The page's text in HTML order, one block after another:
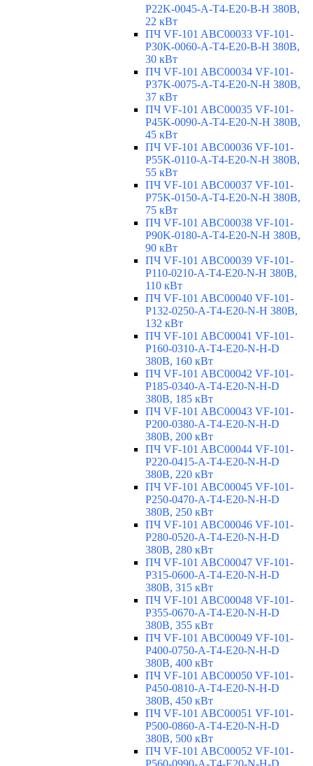
P22K-0045-A-T4-E20-B-H 380В,
22 кВт
ПЧ VF-101 ABC00033 VF-101-
P30K-0060-A-T4-E20-B-H 380В,
30 кВт
ПЧ VF-101 ABC00034 VF-101-
P37K-0075-A-T4-E20-N-H 380В,
37 кВт
ПЧ VF-101 ABC00035 VF-101-
P45K-0090-A-T4-E20-N-H 380В,
45 кВт
ПЧ VF-101 ABC00036 VF-101-
P55K-0110-A-T4-E20-N-H 380В,
55 кВт
ПЧ VF-101 ABC00037 VF-101-
P75K-0150-A-T4-E20-N-H 380В,
75 кВт
ПЧ VF-101 ABC00038 VF-101-
P90K-0180-A-T4-E20-N-H 380В,
90 кВт
ПЧ VF-101 ABC00039 VF-101-
P110-0210-A-T4-E20-N-H 380В,
110 кВт
ПЧ VF-101 ABC00040 VF-101-
P132-0250-A-T4-E20-N-H 380В,
132 кВт
ПЧ VF-101 ABC00041 VF-101-
P160-0310-A-T4-E20-N-H-D
380В, 160 кВт
ПЧ VF-101 ABC00042 VF-101-
P185-0340-A-T4-E20-N-H-D
380В, 185 кВт
ПЧ VF-101 ABC00043 VF-101-
P200-0380-A-T4-E20-N-H-D
380В, 200 кВт
ПЧ VF-101 ABC00044 VF-101-
P220-0415-A-T4-E20-N-H-D
380В, 220 кВт
ПЧ VF-101 ABC00045 VF-101-
P250-0470-A-T4-E20-N-H-D
380В, 250 кВт
ПЧ VF-101 ABC00046 VF-101-
P280-0520-A-T4-E20-N-H-D
380В, 280 кВт
ПЧ VF-101 ABC00047 VF-101-
P315-0600-A-T4-E20-N-H-D
380В, 315 кВт
ПЧ VF-101 ABC00048 VF-101-
P355-0670-A-T4-E20-N-H-D
380В, 355 кВт
ПЧ VF-101 ABC00049 VF-101-
P400-0750-A-T4-E20-N-H-D
380В, 400 кВт
ПЧ VF-101 ABC00050 VF-101-
P450-0810-A-T4-E20-N-H-D
380В, 450 кВт
ПЧ VF-101 ABC00051 VF-101-
P500-0860-A-T4-E20-N-H-D
380В, 500 кВт
ПЧ VF-101 ABC00052 VF-101-